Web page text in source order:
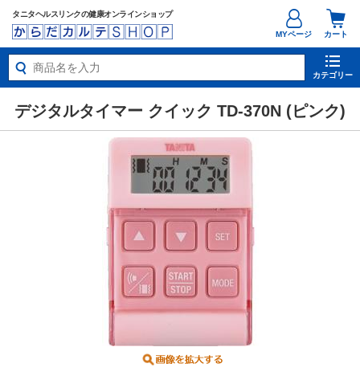
タニタヘルスリンクの健康オンラインショップ
カート
MYページ
カテゴリー
デジタルタイマー クイック TD-370N (ピンク)